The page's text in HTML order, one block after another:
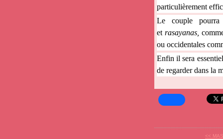
particulièrement
Le couple pourra
etrasayanas,
ou occidentales
Enfin il sera
de regarder dans la
<<